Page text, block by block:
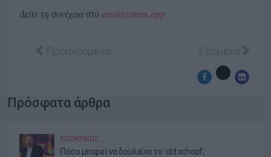
Δείτε τη συνέχεια στο emailsystem.app
Πρόσφατα άρθρα
ΕΠΩΝΎΜΩΣ…
Πόσο μπορεί να δουλεύει το 'old school';